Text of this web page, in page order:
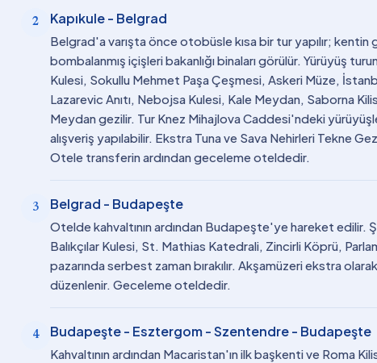
2 Kapıkule - Belgrad
Belgrad'a varışta önce otobüsle kısa bir tur yapılır; kentin
bombalanmış içişleri bakanlığı binaları görülür. Yürüyüş
Kulesi, Sokullu Mehmet Paşa Çeşmesi, Askeri Müze,
Lazarevic Anıtı, Nebojsa Kulesi, Kale Meydan, Saborna
Meydan gezilir. Tur Knez Mihajlova Caddesi'ndeki
alışveriş yapılabilir. Ekstra Tuna ve Sava Nehirleri Tekne
Otele transferin ardından geceleme oteldedir.
3 Belgrad - Budapeşte
Otelde kahvaltının ardından Budapeşte'ye hareket
Balıkçılar Kulesi, St. Mathias Katedrali, Zincirli Köprü,
pazarında serbest zaman bırakılır. Akşamüzeri ekstra
düzenlenir. Geceleme oteldedir.
4 Budapeşte - Esztergom - Szentendre - Budapeşte
Kahvaltının ardından Macaristan'ın ilk başkenti ve Roma